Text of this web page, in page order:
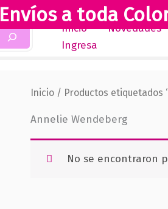
Envíos a toda
Inicio Novedades
Ingresa
Inicio / Productos etiquetados
Annelie Wendeberg
No se encontraron